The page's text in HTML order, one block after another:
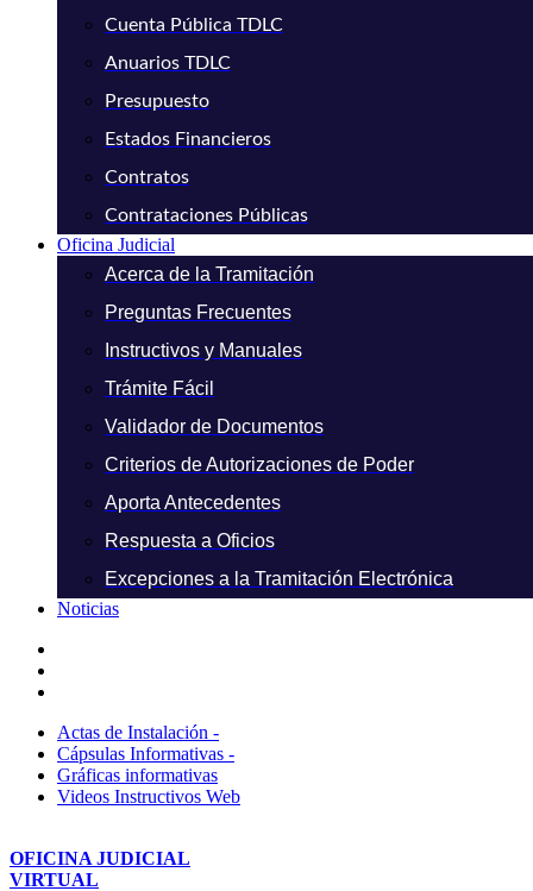
Cuenta Pública TDLC
Anuarios TDLC
Presupuesto
Estados Financieros
Contratos
Contrataciones Públicas
Oficina Judicial
Acerca de la Tramitación
Preguntas Frecuentes
Instructivos y Manuales
Trámite Fácil
Validador de Documentos
Criterios de Autorizaciones de Poder
Aporta Antecedentes
Respuesta a Oficios
Excepciones a la Tramitación Electrónica
Noticias
Actas de Instalación -
Cápsulas Informativas -
Gráficas informativas
Videos Instructivos Web
OFICINA JUDICIAL
VIRTUAL